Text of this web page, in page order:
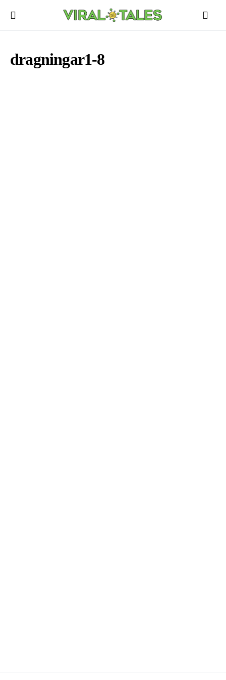
dragningar1-8